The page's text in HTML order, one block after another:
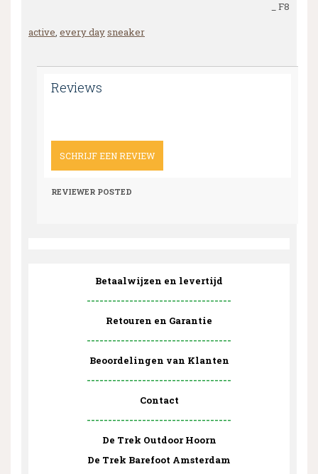
_ F8
active, every daysneaker
Reviews
SCHRIJF EEN REVIEW
REVIEWER POSTED
Betaalwijzen en levertijd
----------------------------------
Retouren en Garantie
----------------------------------
Beoordelingen van Klanten
----------------------------------
Contact
----------------------------------
De Trek Outdoor Hoorn
De Trek Barefoot Amsterdam